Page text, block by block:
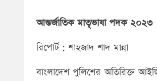
আন্তর্জাতিক মাতৃভাষা পদক ২০২৩
রিপোর্ট : শাহজাদ শাদ মান্না
বাংলাদেশ পুলিশের অতিরিক্ত